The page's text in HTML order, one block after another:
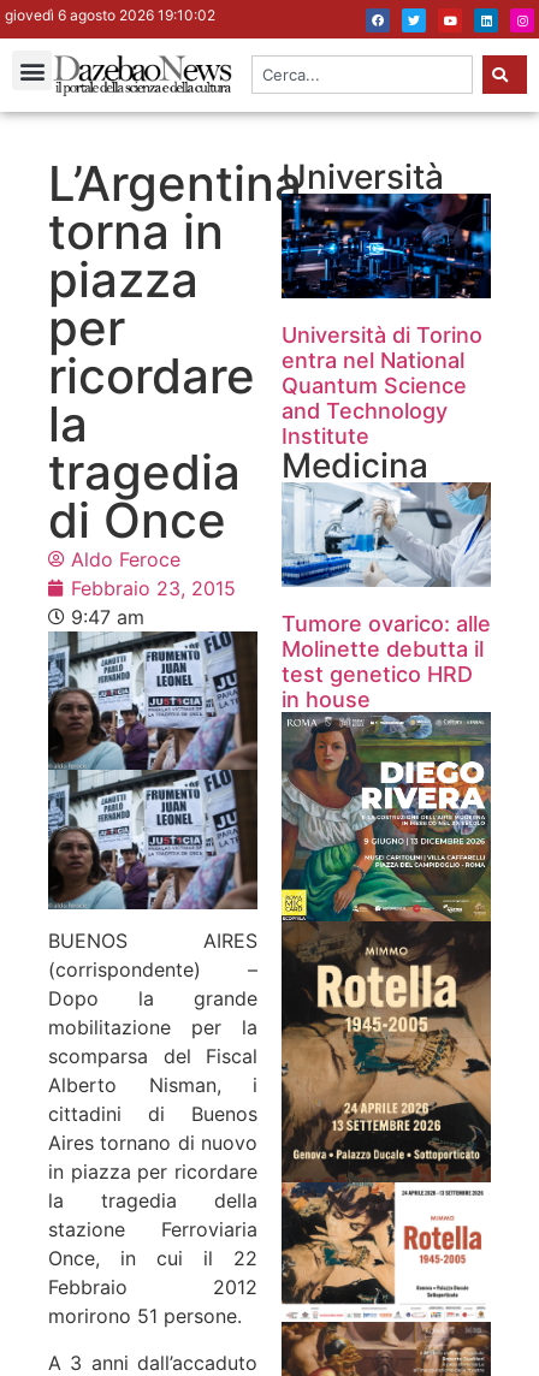
giovedì 6 agosto 2026 19:10:03
L’Argentina
torna in
piazza
per
ricordare
la
tragedia
di Once
Aldo Feroce
Febbraio 23, 2015
9:47 am
BUENOS AIRES
(corrispondente) –
Dopo la grande
mobilitazione per la
scomparsa del Fiscal
Alberto Nisman, i
cittadini di Buenos
Aires tornano di nuovo
in piazza per ricordare
la tragedia della
stazione Ferroviaria
Once, in cui il 22
Febbraio 2012
morirono 51 persone.
A 3 anni dall’accaduto
Università
Università di Torino
entra nel National
Quantum Science
and Technology
Institute
Medicina
Tumore ovarico: alle
Molinette debutta il
test genetico HRD
in house